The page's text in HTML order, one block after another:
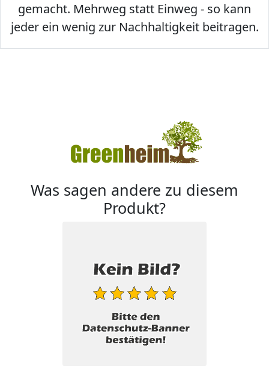
gemacht. Mehrweg statt Einweg - so kann
jeder ein wenig zur Nachhaltigkeit beitragen.
Was sagen andere zu diesem
Produkt?